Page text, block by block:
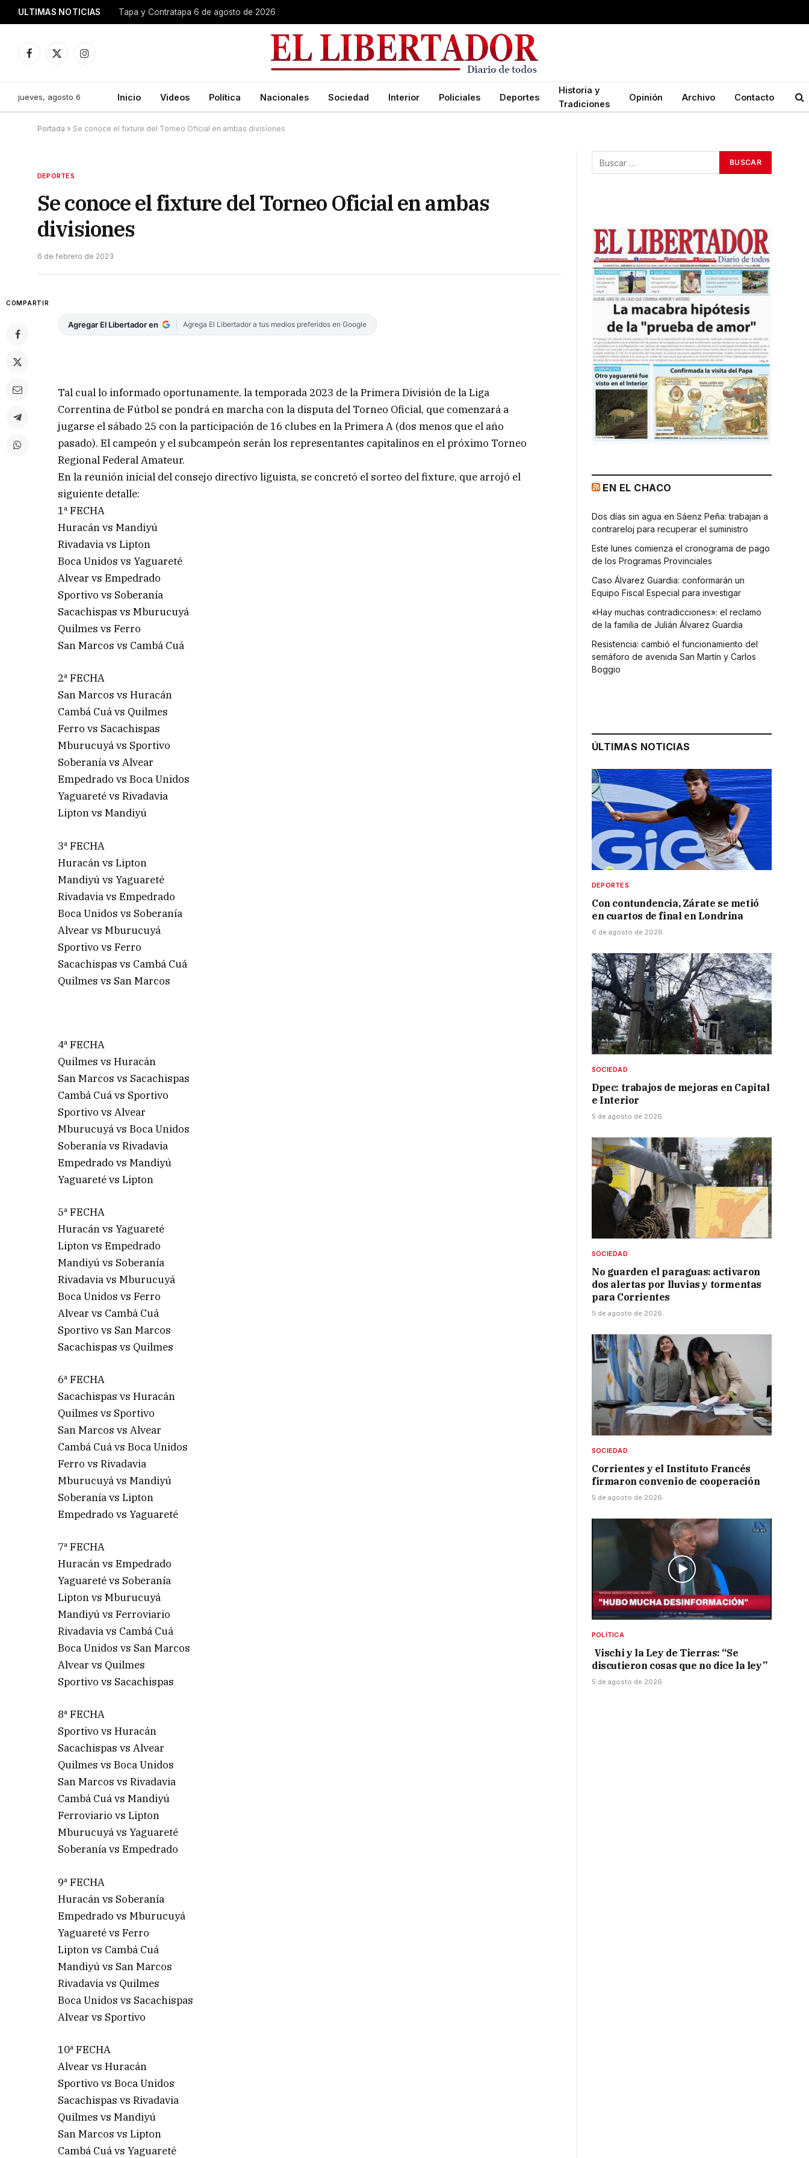
ULTIMAS NOTICIAS Tapa y Contratapa 6 de agosto de 2026
Facebook
X
Instagram
jueves, agosto 6 Inicio Videos Política Nacionales Sociedad Interior Policiales Deportes
Historia y
Tradiciones
Opinión Archivo Contacto
Portada » Se conoce el fixture del Torneo Oficial en ambas divisiones
DEPORTES
Se conoce el fixture del Torneo Oficial en ambas
divisiones
6 de febrero de 2023
COMPARTIR
Agregar El Libertador en Agrega El Libertador a tus medios preferidos en Google
Tal cual lo informado oportunamente, la temporada 2023 de la Primera División de la Liga
Correntina de Fútbol se pondrá en marcha con la disputa del Torneo Oficial, que comenzará a
jugarse el sábado 25 con la participación de 16 clubes en la Primera A (dos menos que el año
pasado). El campeón y el subcampeón serán los representantes capitalinos en el próximo Torneo
Regional Federal Amateur.
En la reunión inicial del consejo directivo liguista, se concretó el sorteo del fixture, que arrojó el
siguiente detalle:
1ª FECHA
Huracán vs Mandiyú
Rivadavia vs Lipton
Boca Unidos vs Yaguareté
Alvear vs Empedrado
Sportivo vs Soberanía
Sacachispas vs Mburucuyá
Quilmes vs Ferro
San Marcos vs Cambá Cuá
2ª FECHA
San Marcos vs Huracán
Cambá Cuá vs Quilmes
Ferro vs Sacachispas
Mburucuyá vs Sportivo
Soberanía vs Alvear
Empedrado vs Boca Unidos
Yaguareté vs Rivadavia
Lipton vs Mandiyú
3ª FECHA
Huracán vs Lipton
Mandiyú vs Yaguareté
Rivadavia vs Empedrado
Boca Unidos vs Soberanía
Alvear vs Mburucuyá
Sportivo vs Ferro
Sacachispas vs Cambá Cuá
Quilmes vs San Marcos
4ª FECHA
Quilmes vs Huracán
San Marcos vs Sacachispas
Cambá Cuá vs Sportivo
Sportivo vs Alvear
Mburucuyá vs Boca Unidos
Soberanía vs Rivadavia
Empedrado vs Mandiyú
Yaguareté vs Lipton
5ª FECHA
Huracán vs Yaguareté
Lipton vs Empedrado
Mandiyú vs Soberanía
Rivadavia vs Mburucuyá
Boca Unidos vs Ferro
Alvear vs Cambá Cuá
Sportivo vs San Marcos
Sacachispas vs Quilmes
6ª FECHA
Sacachispas vs Huracán
Quilmes vs Sportivo
San Marcos vs Alvear
Cambá Cuá vs Boca Unidos
Ferro vs Rivadavia
Mburucuyá vs Mandiyú
Soberanía vs Lipton
Empedrado vs Yaguareté
7ª FECHA
Huracán vs Empedrado
Yaguareté vs Soberanía
Lipton vs Mburucuyá
Mandiyú vs Ferroviario
Rivadavia vs Cambá Cuá
Boca Unidos vs San Marcos
Alvear vs Quilmes
Sportivo vs Sacachispas
8ª FECHA
Sportivo vs Huracán
Sacachispas vs Alvear
Quilmes vs Boca Unidos
San Marcos vs Rivadavia
Cambá Cuá vs Mandiyú
Ferroviario vs Lipton
Mburucuyá vs Yaguareté
Soberanía vs Empedrado
9ª FECHA
Huracán vs Soberanía
Empedrado vs Mburucuyá
Yaguareté vs Ferro
Lipton vs Cambá Cuá
Mandiyú vs San Marcos
Rivadavia vs Quilmes
Boca Unidos vs Sacachispas
Alvear vs Sportivo
10ª FECHA
Alvear vs Huracán
Sportivo vs Boca Unidos
Sacachispas vs Rivadavia
Quilmes vs Mandiyú
San Marcos vs Lipton
Cambá Cuá vs Yaguareté
EN EL CHACO
Dos días sin agua en Sáenz Peña: trabajan a
contrareloj para recuperar el suministro
Este lunes comienza el cronograma de pago
de los Programas Provinciales
Caso Álvarez Guardia: conformarán un
Equipo Fiscal Especial para investigar
«Hay muchas contradicciones»: el reclamo
de la familia de Julián Álvarez Guardia
Resistencia: cambió el funcionamiento del
semáforo de avenida San Martín y Carlos
Boggio
ÚLTIMAS NOTICIAS
DEPORTES
Con contundencia, Zárate se metió
en cuartos de final en Londrina
6 de agosto de 2026
SOCIEDAD
Dpec: trabajos de mejoras en Capital
e Interior
5 de agosto de 2026
SOCIEDAD
No guarden el paraguas: activaron
dos alertas por lluvias y tormentas
para Corrientes
5 de agosto de 2026
SOCIEDAD
Corrientes y el Instituto Francés
firmaron convenio de cooperación
5 de agosto de 2026
POLÍTICA
Vischi y la Ley de Tierras: “Se
discutieron cosas que no dice la ley”
5 de agosto de 2026